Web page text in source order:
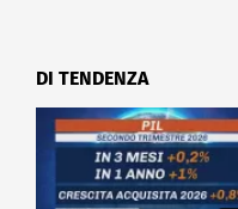
DI TENDENZA